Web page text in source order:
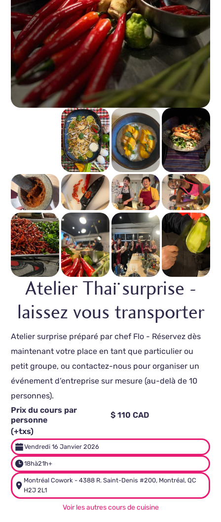
Atelier Thaï surprise -
laissez vous transporter
Atelier surprise préparé par chef Flo - Réservez dès
maintenant votre place en tant que particulier ou
petit groupe, ou contactez-nous pour organiser un
événement d’entreprise sur mesure (au-delà de 10
personnes).
Prix du cours par
personne
$ 110 CAD
(+txs)
Vendredi 16 Janvier 2026
18hà21h+
Montréal Cowork - 4388 R. Saint-Denis #200, Montréal, QC
H2J 2L1
Voir les autres cours de cuisine